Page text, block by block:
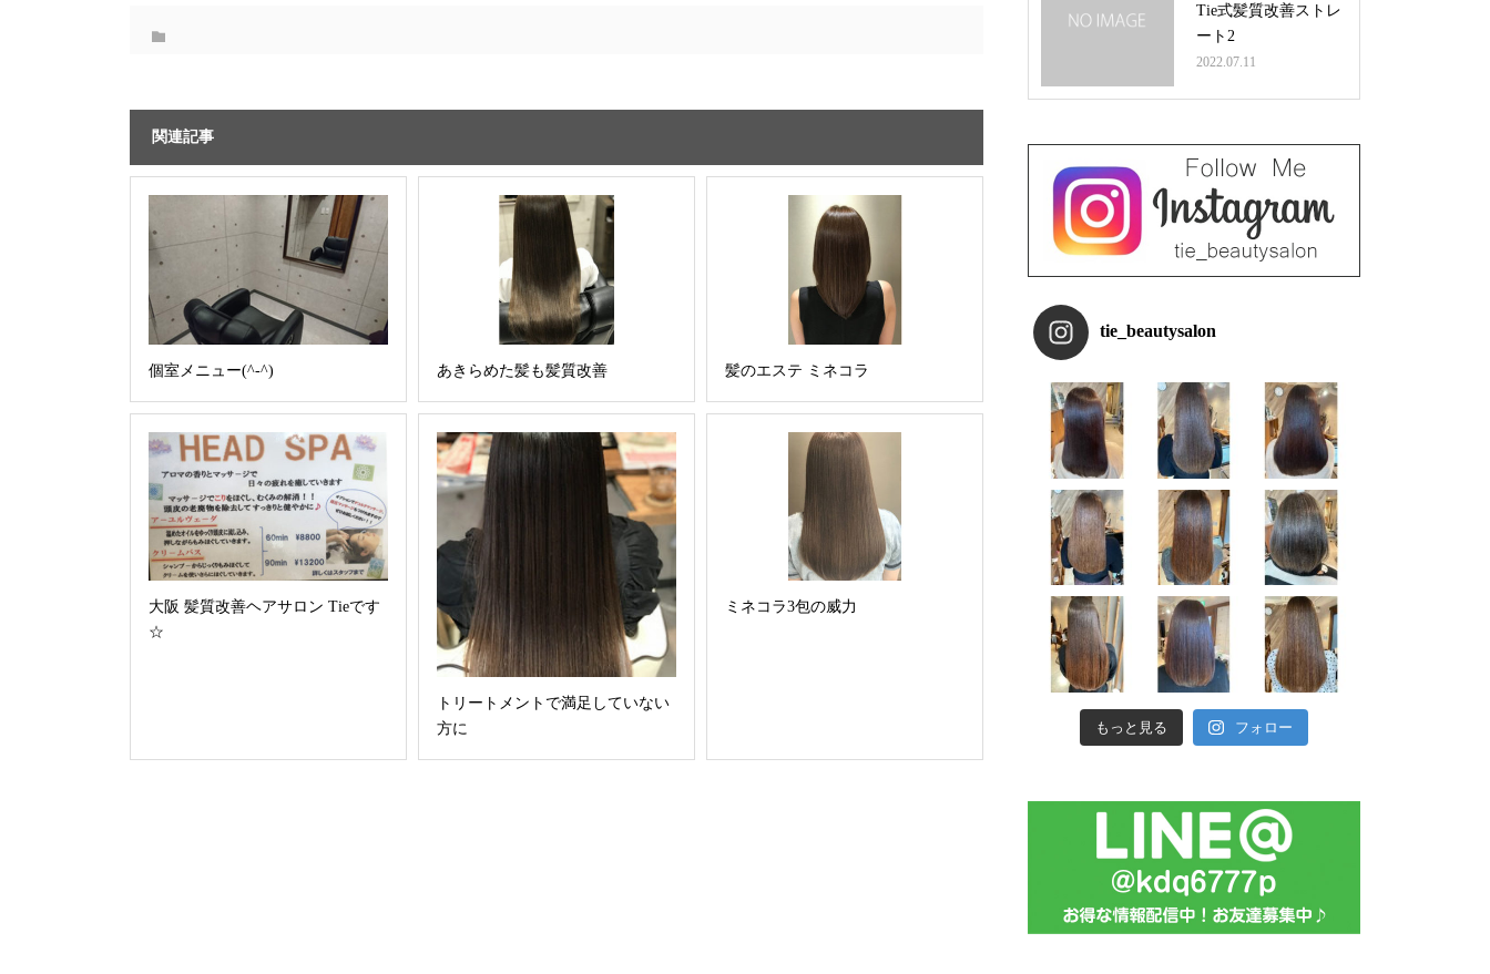
関連記事
個室メニュー(^-^) あきらめた髪も髪質改善 髪のエステ ミネコラ
大阪 髪質改善ヘアサロン Tieです
☆
トリートメントで満足していない
方に
ミネコラ3包の威力
Tie式髪質改善ストレ
ート2
2022.07.11
tie_beautysalon
もっと見る フォロー